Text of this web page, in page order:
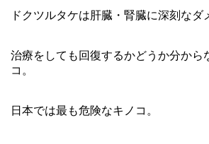
ドクツルタケは肝臓・腎臓に深刻なダ
治療をしても回復するかどうか分から
コ。
日本では最も危険なキノコ。